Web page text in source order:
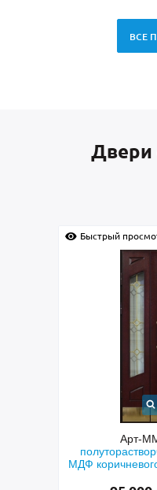
ВСЕ
Двери
Быстрый
Арт-
МДФ